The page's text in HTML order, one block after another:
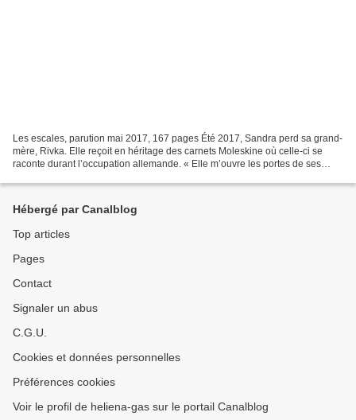
Les escales, parution mai 2017, 167 pages Été 2017, Sandra perd sa grand-
mère, Rivka. Elle reçoit en héritage des carnets Moleskine où celle-ci se
raconte durant l’occupation allemande. « Elle m’ouvre les portes de ses
Hébergé par Canalblog
Top articles
Pages
Contact
Signaler un abus
C.G.U.
Cookies et données personnelles
Préférences cookies
Voir le profil de heliena-gas sur le portail Canalblog